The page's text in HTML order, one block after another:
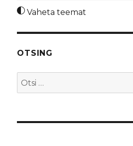
Vaheta teemat
OTSING
Otsi: